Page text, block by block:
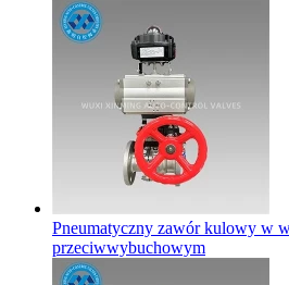
Pneumatyczny zawór kulowy w
przeciwwybuchowym